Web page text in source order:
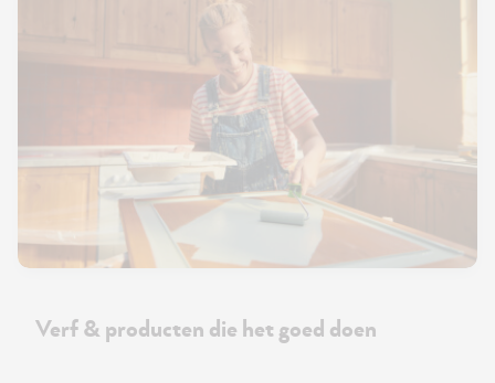
Verf & producten die het goed doen